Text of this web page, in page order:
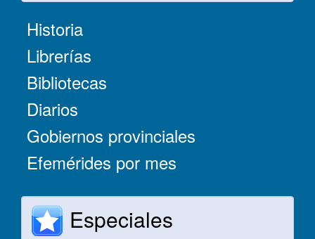
Historia
Librerías
Bibliotecas
Diarios
Gobiernos provinciales
Efemérides por mes
Especiales